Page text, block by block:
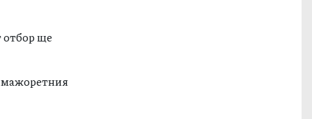
отбор ще
мажоретния